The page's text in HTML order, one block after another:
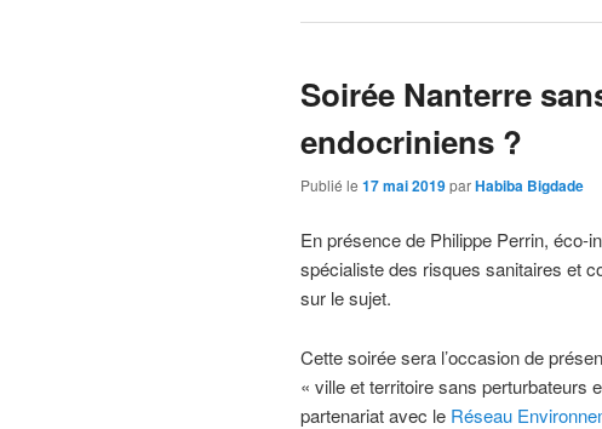
Soirée Nanterre
endocriniens ?
Publié le 17 mai 2019parHabiba Bigdade
En présence de Philippe Perrin, éco-
spécialiste des risques sanitaires et
sur le sujet.
Cette soirée sera l’occasion de
« ville et territoire sans perturbateurs
partenariat avec le Réseau